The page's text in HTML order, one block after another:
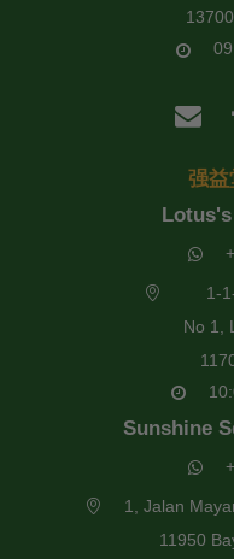
强益
Lotus's
1-
No 1,
Sunshine
1, Jalan
11950